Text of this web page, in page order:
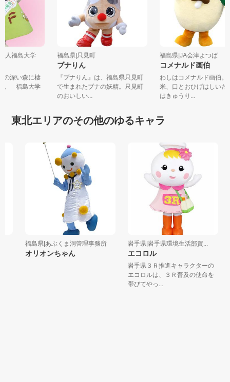
人福島大学
の深い森に棲
精。 福島大学
福島県|只見町
ブナりん
『ブナりん』は、福島県只見町
で生まれたブナの妖精。只見町
のおいしい...
福島県|JA会津よつば
コメナルド画伯
わしはコメナルド画伯
米、口とおひげはしい
はきゅうり...
東北エリアのその他のゆるキャラ
福島県|あぶくま洞管理事務所
オリオンちゃん
岩手県|岩手県環境生活部資...
エコロル
岩手県３Ｒ推進キャラクターの
エコロルは、３Ｒ普及の使命を
帯びてやっ...